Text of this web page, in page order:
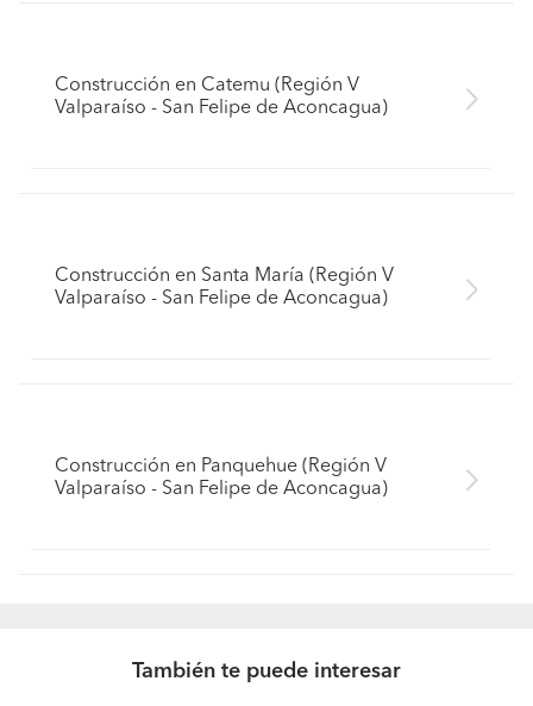
Construcción en Catemu (Región V
Valparaíso - San Felipe de Aconcagua)
Construcción en Santa María (Región V
Valparaíso - San Felipe de Aconcagua)
Construcción en Panquehue (Región V
Valparaíso - San Felipe de Aconcagua)
También te puede interesar